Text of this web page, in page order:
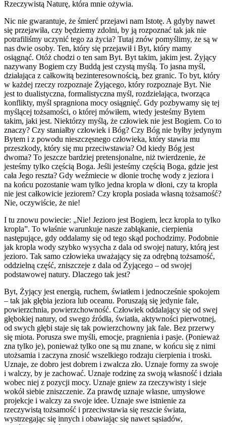
Rzeczywistą Naturę, która mnie ożywia.
Nic nie gwarantuje, że śmierć przejawi nam Istotę. A gdyby nawet
się przejawiła, czy będziemy zdolni, by ją rozpoznać tak jak nie
potrafiliśmy uczynić tego za życia? Tutaj znów pomyślimy, że są w
nas dwie osoby. Ten, który się przejawił i Byt, który mamy
osiągnąć. Otóż chodzi o ten sam Byt. Byt takim, jakim jest. Żyjący
nazywany Bogiem czy Buddą jest czystą myślą. To jasna myśl,
działająca z całkowitą bezinteresownością, bez granic. To byt, który
w każdej rzeczy rozpoznaje Żyjącego, który rozpoznaje Byt. Nie
jest to dualistyczna, formalistyczna myśl, rozdzielająca, tworząca
konflikty, myśl spragniona mocy osiągnięć. Gdy pozbywamy się tej
myślącej tożsamości, o której mówiłem, wtedy jesteśmy Bytem
takim, jaki jest. Niektórzy myślą, że człowiek nie jest Bogiem. Co to
znaczy? Czy staniałby człowiek i Bóg? Czy Bóg nie byłby jedynym
Bytem i z powodu nieszczęsnego człowieka, który stawia mu
przeszkody, który się mu przeciwstawia? Od kiedy Bóg jest
dwoma? To jeszcze bardziej pretensjonalne, niż twierdzenie, że
jesteśmy tylko częścią Boga. Jeśli jesteśmy częścią Boga, gdzie jest
cała Jego reszta? Gdy weźmiecie w dłonie trochę wody z jeziora i
na końcu pozostanie wam tylko jedna kropla w dłoni, czy ta kropla
nie jest całkowicie jeziorem? Czy kropla posiada własną tożsamość?
Nie, oczywiście, że nie!
I tu znowu powiecie: „Nie! Jezioro jest Bogiem, lecz kropla to tylko
kropla”. To właśnie warunkuje nasze zabłąkanie, cierpienia
następujące, gdy oddalamy się od tego skąd pochodzimy. Podobnie
jak kropla wody szybko wysycha z dala od swojej natury, którą jest
jezioro. Tak samo człowieka uważający się za odrębną tożsamość,
oddzielną część, zniszczeje z dala od Żyjącego – od swojej
podstawowej natury. Dlaczego tak jest?
Byt, Żyjący jest energią, ruchem, światłem i jednocześnie spokojem
– tak jak głębia jeziora lub oceanu. Poruszają się jedynie fale,
powierzchnia, powierzchowność. Człowiek oddalający się od swej
głębokiej natury, od swego źródła, światła, aktywności pierwotnej,
od swych głębi staje się tak powierzchowny jak fale. Bez przerwy
się miota. Porusza swe myśli, emocje, pragnienia i pasje. (Ponieważ
zna tylko je), ponieważ tylko one są mu znane, w końcu się z nimi
utożsamia i zaczyna znosić wszelkiego rodzaju cierpienia i troski.
Uznaje, ze dobro jest dobrem i zwalcza zło. Uznaje formy za swoje
i walczy, by je zachować. Uznaje rodzinę za swoją własność i działa
wobec niej z pozycji mocy. Uznaje gniew za rzeczywisty i sieje
wokół siebie zniszczenie. Za prawdę uznaje własne, umysłowe
projekcje i walczy za swoje idee. Uznaje swe istnienie za
rzeczywistą tożsamość i przeciwstawia się reszcie świata,
wystrzegając się innych i obawiając się nawet sąsiadów,